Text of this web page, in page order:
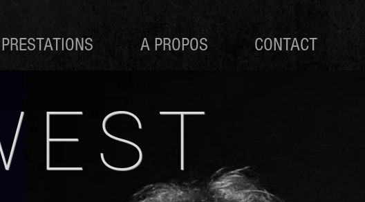
PRESTATIONS A PROPOS CONTACT